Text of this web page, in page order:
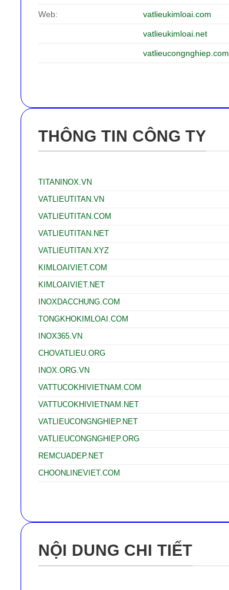
Web: vatlieukimloai.com
vatlieukimloai.net
vatlieucongnghiep.com
THÔNG TIN CÔNG TY
TITANINOX.VN
VATLIEUTITAN.VN
VATLIEUTITAN.COM
VATLIEUTITAN.NET
VATLIEUTITAN.XYZ
KIMLOAIVIET.COM
KIMLOAIVIET.NET
INOXDACCHUNG.COM
TONGKHOKIMLOAI.COM
INOX365.VN
CHOVATLIEU.ORG
INOX.ORG.VN
VATTUCOKHIVIETNAM.COM
VATTUCOKHIVIETNAM.NET
VATLIEUCONGNGHIEP.NET
VATLIEUCONGNGHIEP.ORG
REMCUADEP.NET
CHOONLINEVIET.COM
NỘI DUNG CHI TIẾT